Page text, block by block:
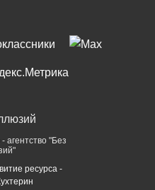
агентство "Без
ресурса -